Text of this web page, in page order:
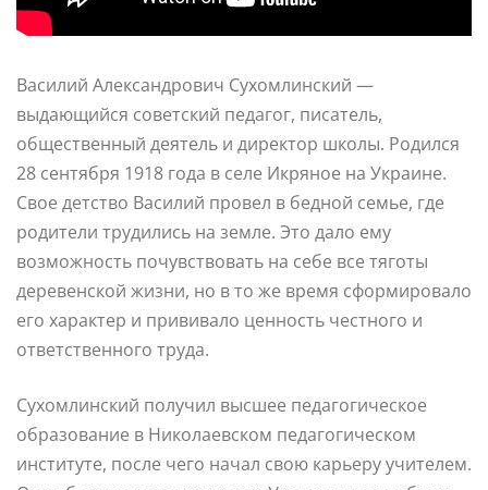
Василий Александрович Сухомлинский —
выдающийся советский педагог, писатель,
общественный деятель и директор школы. Родился
28 сентября 1918 года в селе Икряное на Украине.
Свое детство Василий провел в бедной семье, где
родители трудились на земле. Это дало ему
возможность почувствовать на себе все тяготы
деревенской жизни, но в то же время сформировало
его характер и прививало ценность честного и
ответственного труда.
Сухомлинский получил высшее педагогическое
образование в Николаевском педагогическом
институте, после чего начал свою карьеру учителем.